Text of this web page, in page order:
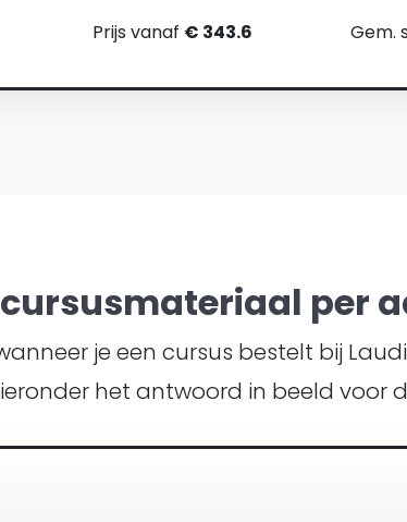
Prijs vanaf € 343.6 Gem.
per
je een cursus bestelt bij
het antwoord in beeld voor